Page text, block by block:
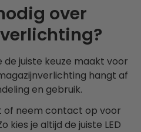
over
de juiste keuze maakt voor
hangt af
en gebruik.
of neem contact op voor
kies je altijd de juiste LED